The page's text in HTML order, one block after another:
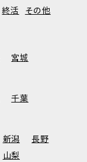
終活 その他
宮城
千葉
新潟
長野
山梨